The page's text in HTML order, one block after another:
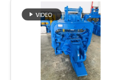
FORDERN
SIE EIN
ZITAT